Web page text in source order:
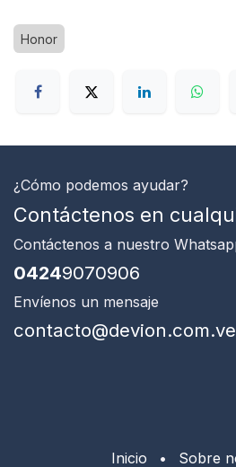
Honor
¿Cómo podemos ayudar?
Contáctenos en
Contáctenos a nuestro
04249070906
Envíenos un mensaje
contacto@devion.com.ve
Inicio • Sobre